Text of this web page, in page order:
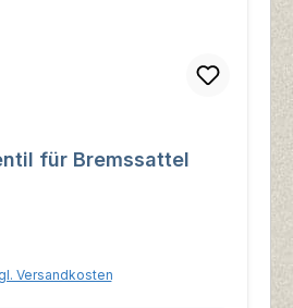
für Bremssattel
Versandkosten